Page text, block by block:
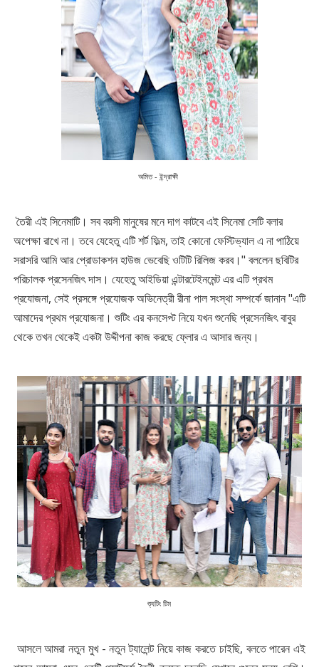
অমিত - ইন্দ্রাক্ষী
তৈরী এই সিনেমাটি। সব বয়সী মানুষের মনে দাগ কাটবে এই সিনেমা সেটি বলার
অপেক্ষা রাখে না। তবে যেহেতু এটি শর্ট ফিল্ম, তাই কোনো ফেস্টিভ্যাল এ না পাঠিয়ে
সরাসরি আমি আর প্রোডাকশন হাউজ ভেবেছি ওটিটি রিলিজ করব।" বললেন ছবিটির
পরিচালক প্রসেনজিৎ দাস। যেহেতু আইডিয়া এন্টারটেইনমেন্ট এর এটি প্রথম
প্রযোজনা, সেই প্রসঙ্গে প্রযোজক অভিনেত্রী রীনা পাল সংস্থা সম্পর্কে জানান "এটি
আমাদের প্রথম প্রযোজনা। শুটিং এর কনসেপ্ট নিয়ে যখন শুনেছি প্রসেনজিৎ বাবুর
থেকে তখন থেকেই একটা উদ্দীপনা কাজ করছে ফ্লোর এ আসার জন্য।
শ্যুটিং টিম
আসলে আমরা নতুন মুখ - নতুন ট্যালেন্ট নিয়ে কাজ করতে চাইছি, বলতে পারেন এই